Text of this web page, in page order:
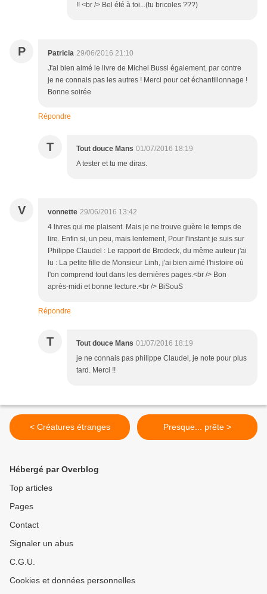
!! <br /> Bel été à toi...(tu bricoles ???)
P Patricia 29/06/2016 21:10
J'ai bien aimé le livre de Michel Bussi également, par contre
je ne connais pas les autres ! Merci pour cet échantillonnage !
Bonne soirée
Répondre
T Tout douce Mans 01/07/2016 18:19
A tester et tu me diras.
V vonnette 29/06/2016 13:42
4 livres qui me plaisent. Mais je ne trouve guère le temps de
lire. Enfin si, un peu, mais lentement, Pour l'instant je suis sur
Philippe Claudel : Le rapport de Brodeck, du même auteur j'ai
lu : La petite fille de Monsieur Linh, j'ai bien aimé l'histoire où
l'on comprend tout dans les dernières pages.<br /> Bon
après-midi et bonne lecture.<br /> BiSouS
Répondre
T Tout douce Mans 01/07/2016 18:19
je ne connais pas philippe Claudel, je note pour plus
tard. Merci !!
< Créatures étranges Presque... prête >
Hébergé par Overblog
Top articles
Pages
Contact
Signaler un abus
C.G.U.
Cookies et données personnelles